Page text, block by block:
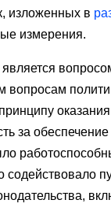
изложенных в
измерения.
вопросам
за
содействовало